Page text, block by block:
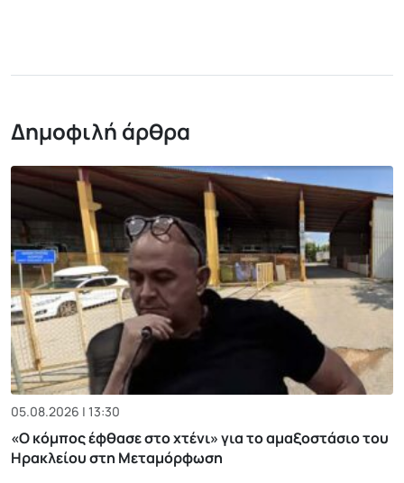
Δημοφιλή άρθρα
05.08.2026 | 13:30
«Ο κόμπος έφθασε στο χτένι» για το αμαξοστάσιο του
Ηρακλείου στη Μεταμόρφωση